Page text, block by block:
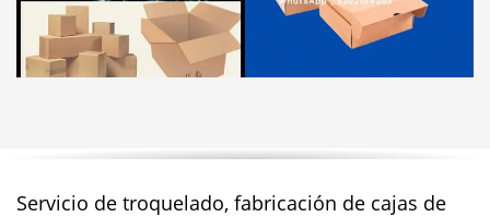
Servicio de troquelado, fabricación de cajas de